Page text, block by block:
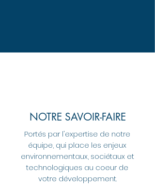
NOTRE SAVOIR-FAIRE
Portés par l'expertise de notre
équipe, qui place les enjeux
environnementaux, sociétaux et
technologiques au coeur de
votre développement.